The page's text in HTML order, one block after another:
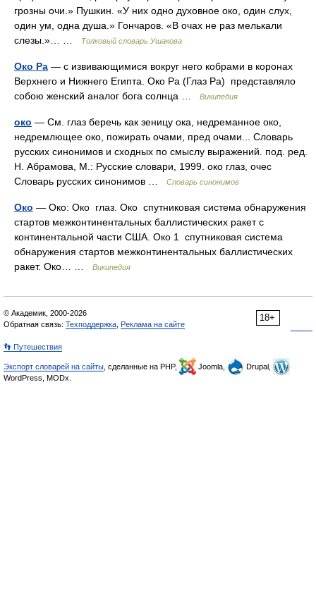
грозны очи.» Пушкин. «У них одно духовное око, один слух,
один ум, одна душа.» Гончаров. «В очах не раз мелькали
слезы.»… …
Толковый словарь Ушакова
Око Ра — с извивающимися вокруг него кобрами в коронах
Верхнего и Нижнего Египта. Око Ра (Глаз Ра) представляло
собою женский аналог бога солнца …
Википедия
око — См. глаз беречь как зеницу ока, недреманное око,
недремлющее око, пожирать очами, пред очами... Словарь
русских синонимов и сходных по смыслу выражений. под. ред.
Н. Абрамова, М.: Русские словари, 1999. око глаз, очес
Словарь русских синонимов …
Словарь синонимов
Око — Око: Око глаз. Око спутниковая система обнаружения
стартов межконтинентальных баллистических ракет с
континентальной части США. Око 1 спутниковая система
обнаружения стартов межконтинентальных баллистических
ракет. Око… …
Википедия
18+
© Академик, 2000-2026
Обратная связь: Техподдержка Реклама на сайте
👣 Путешествия
Экспорт словарей на сайты , сделанные на PHP, Joomla,
Drupal,
WordPress, MODx.